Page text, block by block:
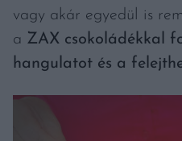
vagy akár egyedül is
a ZAX csokoládékkal
hangulatot és a